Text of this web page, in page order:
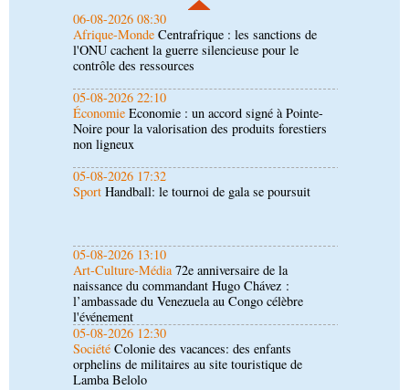
05-08-2026 22:10
ÉconomieEconomie : un accord signé à Pointe-
Noire pour la valorisation des produits forestiers
non ligneux
05-08-2026 17:32
SportHandball: le tournoi de gala se poursuit
05-08-2026 13:10
Art-Culture-Média72e anniversaire de la
05-08-2026 12:30
SociétéColonie des vacances: des enfants
orphelins de militaires au site touristique de
Lamba Belolo
05-08-2026 10:51
Société Guinguette africaine de Suresnes : le
Panier du Kouilou propose aux visiteurs un voyage
culinaire